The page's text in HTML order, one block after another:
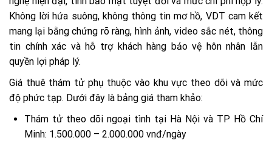
Không lời hứa suông, không thông tin mơ hồ, VDT cam kết
mang lại bằng chứng rõ ràng, hình ảnh, video sắc nét, thông
tin chính xác và hỗ trợ khách hàng bảo vệ hôn nhân lẫn
quyền lợi pháp lý.
Giá thuê thám tử phụ thuộc vào khu vực theo dõi và mức
độ phức tạp. Dưới đây là bảng giá tham khảo:
Thám tử theo dõi ngoại tình tại Hà Nội và TP Hồ Chí
Minh: 1.500.000 – 2.000.000 vnđ/ngày